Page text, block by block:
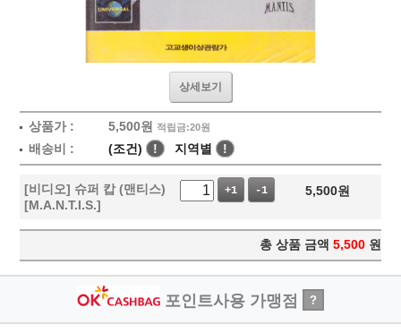
상세보기
상품가 : 5,500원 적립금:20원
배송비 : (조건) ! 지역별 !
[비디오] 슈퍼 캅 (맨티스)
[M.A.N.T.I.S.]
+1 -1 5,500원
총 상품 금액 5,500 원
포인트사용 가맹점 ?